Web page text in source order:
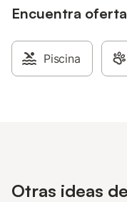
aparcamiento para
petición y por un
detalles del check-in y la
llaves deberán
Encuentra
Piscina
Otras ideas